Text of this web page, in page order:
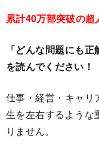
累計40万部突破の超
「どんな問題にも
を読んでください！
仕事・経営・キャリ
生を左右するような
りません。